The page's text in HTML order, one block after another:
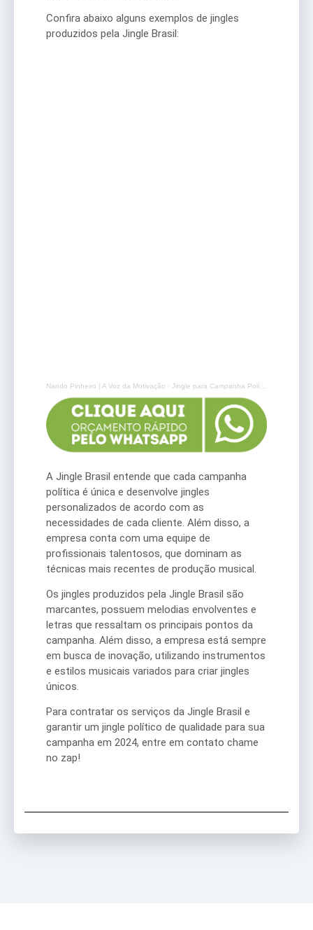
Confira abaixo alguns exemplos de jingles
produzidos pela Jingle Brasil:
Nando Pinheiro | A Voz da Motivação · Jingle para Campanha Política de 2024 – Jingle para Vereador, Jingle para Prefeito
A Jingle Brasil entende que cada campanha
política é única e desenvolve jingles
personalizados de acordo com as
necessidades de cada cliente. Além disso, a
empresa conta com uma equipe de
profissionais talentosos, que dominam as
técnicas mais recentes de produção musical.
Os jingles produzidos pela Jingle Brasil são
marcantes, possuem melodias envolventes e
letras que ressaltam os principais pontos da
campanha. Além disso, a empresa está sempre
em busca de inovação, utilizando instrumentos
e estilos musicais variados para criar jingles
únicos.
Para contratar os serviços da Jingle Brasil e
garantir um jingle político de qualidade para sua
campanha em 2024, entre em contato chame
no zap!